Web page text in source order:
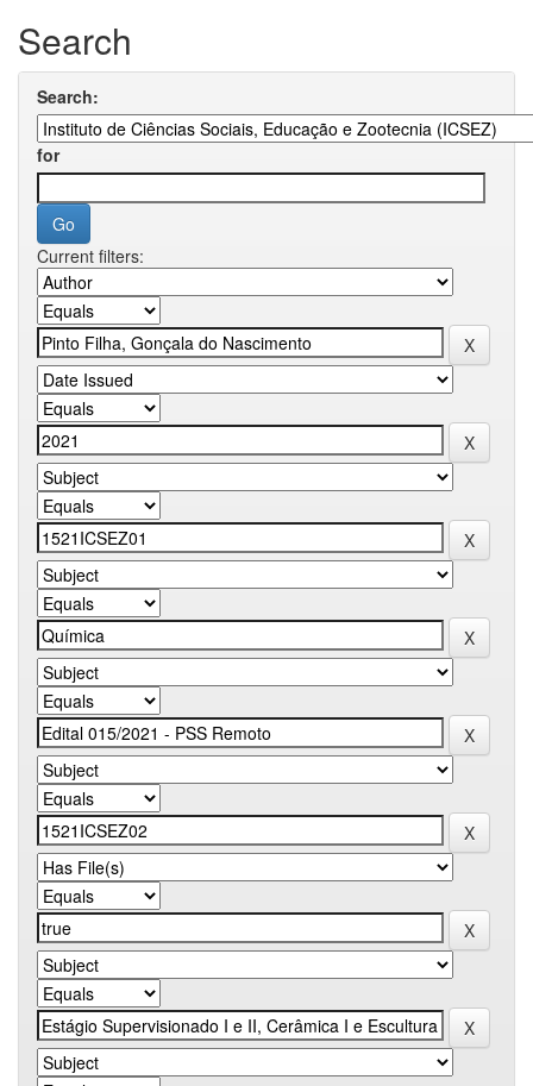
Search
Search:
for
Current filters: